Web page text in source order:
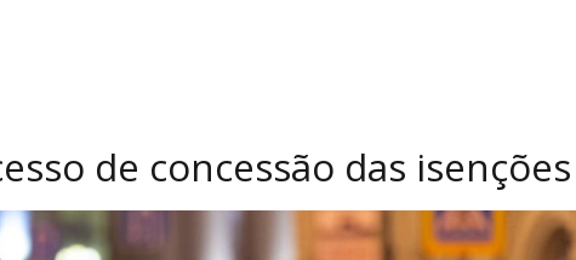
de concessão das isenções